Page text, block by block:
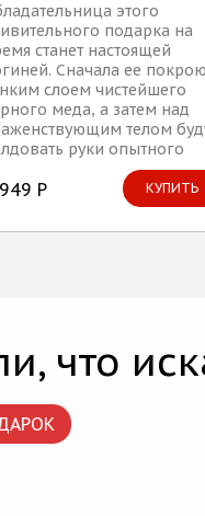
этого
подарка на
станет настоящей
Сначала ее
слоем чистейшего
меда, а затем над
телом
руки опытного
Великолепная
процедура
очаровательных дам.
Р КУПИТЬ
что